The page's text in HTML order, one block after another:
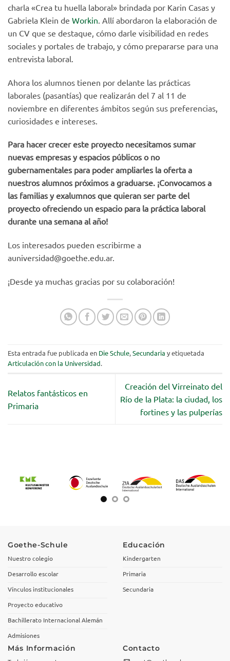
charla «Crea tu huella laboral» brindada por Karin Casas y
Gabriela Klein de Workin . Allí abordaron la elaboración de
un CV que se destaque, cómo darle visibilidad en redes
sociales y portales de trabajo, y cómo prepararse para una
entrevista laboral.
Ahora los alumnos tienen por delante las prácticas
laborales (pasantías) que realizarán del 7 al 11 de
noviembre en diferentes ámbitos según sus preferencias,
curiosidades e intereses.
Para hacer crecer este proyecto necesitamos sumar
nuevas empresas y espacios públicos o no
gubernamentales para poder ampliarles la oferta a
nuestros alumnos próximos a graduarse. ¡Convocamos a
las familias y exalumnos que quieran ser parte del
proyecto ofreciendo un espacio para la práctica laboral
durante una semana al año!
Los interesados pueden escribirme a
auniversidad@goethe.edu.ar.
¡Desde ya muchas gracias por su colaboración!
Esta entrada fue publicada en Die Schule,Secundaria y etiquetada
Articulación con la Universidad.
Relatos fantásticos en
Primaria
Creación del Virreinato del
Río de la Plata: la ciudad, los
fortines y las pulperías
Goethe-Schule
Nuestro colegio
Desarrollo escolar
Vínculos institucionales
Proyecto educativo
Bachillerato Internacional Alemán
Admisiones
Educación
Kindergarten
Primaria
Secundaria
Más Información
Contacto